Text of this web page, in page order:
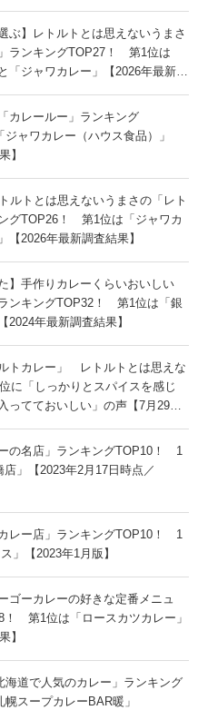
ぶ】レトルトとは思えないうまさ
ランキングTOP27！ 第1位は
「ジャワカレー」【2026年最新調
カレールー」ランキング
ャワカレー（ハウス食品）」
】
ルトとは思えないうまさの「レト
グTOP26！ 第1位は「ジャワカ
【2026年最新調査結果】
】手作りカレーくらいおいしい
ンキングTOP32！ 第1位は「銀
2024年最新調査結果】
トカレー」 レトルトとは思えな
に「しっかりとスパイスを感じ
ってておいしい」の声【7月29日
の名店」ランキングTOP10！ 1
」【2023年2月17日時点／
レー店」ランキングTOP10！ 1
」【2023年1月版】
ゴーカレーの好きな定番メニュ
！ 第1位は「ロースカツカレー」
】
海道で人気のカレー」ランキング
スープカレーBAR暖」